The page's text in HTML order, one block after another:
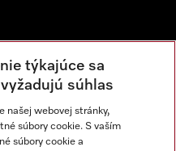
týkajúce sa
súhlas
našej webovej stránky,
súbory cookie. S vaším
súbory cookie a